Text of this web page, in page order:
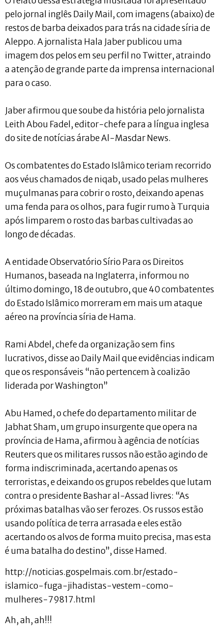
pelo jornal inglês Daily Mail, com imagens (abaixo) de
restos de barba deixados para trás na cidade síria de
Aleppo. A jornalista Hala Jaber publicou uma
imagem dos pelos em seu perfil no Twitter, atraindo
a atenção de grande parte da imprensa internacional
para o caso.
Jaber afirmou que soube da história pelo jornalista
Leith Abou Fadel, editor-chefe para a língua inglesa
do site de notícias árabe Al-Masdar News.
Os combatentes do Estado Islâmico teriam recorrido
aos véus chamados de niqab, usado pelas mulheres
muçulmanas para cobrir o rosto, deixando apenas
uma fenda para os olhos, para fugir rumo à Turquia
após limparem o rosto das barbas cultivadas ao
longo de décadas.
A entidade Observatório Sírio Para os Direitos
Humanos, baseada na Inglaterra, informou no
último domingo, 18 de outubro, que 40 combatentes
do Estado Islâmico morreram em mais um ataque
aéreo na província síria de Hama.
Rami Abdel, chefe da organização sem fins
lucrativos, disse ao Daily Mail que evidências indicam
que os responsáveis ​​“não pertencem à coalizão
liderada por Washington”
Abu Hamed, o chefe do departamento militar de
Jabhat Sham, um grupo insurgente que opera na
província de Hama, afirmou à agência de notícias
Reuters que os militares russos não estão agindo de
forma indiscriminada, acertando apenas os
terroristas, e deixando os grupos rebeldes que lutam
contra o presidente Bashar al-Assad livres: “As
próximas batalhas vão ser ferozes. Os russos estão
usando política de terra arrasada e eles estão
acertando os alvos de forma muito precisa, mas esta
é uma batalha do destino”, disse Hamed.
http://noticias.gospelmais.com.br/estado-
islamico-fuga-jihadistas-vestem-como-
mulheres-79817.html
Ah, ah, ah!!!